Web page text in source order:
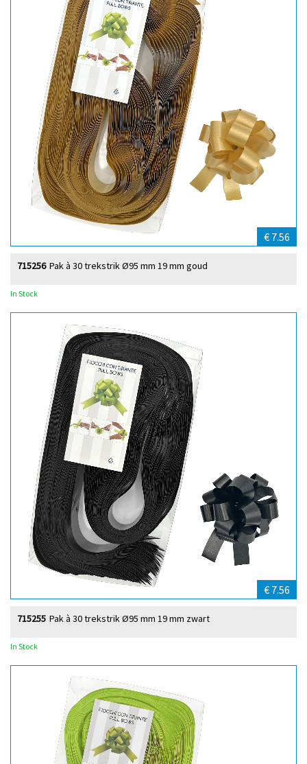
€ 7.56
Pak à 30 trekstrik Ø95 mm 19 mm goud
715256
In Stock
€ 7.56
Pak à 30 trekstrik Ø95 mm 19 mm zwart
715255
In Stock